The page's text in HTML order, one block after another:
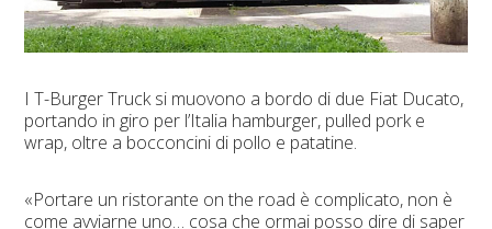
I T-Burger Truck si muovono a bordo di due Fiat Ducato,
portando in giro per l’Italia hamburger, pulled pork e
wrap, oltre a bocconcini di pollo e patatine.
«Portare un ristorante on the road è complicato, non è
come avviarne uno… cosa che ormai posso dire di saper